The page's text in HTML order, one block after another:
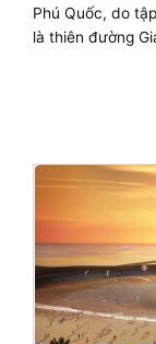
Phú Quốc, do
là thiên đường